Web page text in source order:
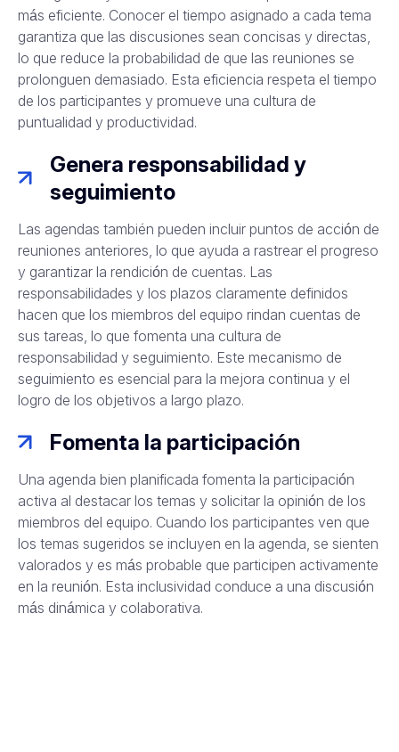
más eficiente. Conocer el tiempo asignado a cada tema
garantiza que las discusiones sean concisas y directas,
lo que reduce la probabilidad de que las reuniones se
prolonguen demasiado. Esta eficiencia respeta el tiempo
de los participantes y promueve una cultura de
puntualidad y productividad.
Genera responsabilidad y
seguimiento
Las agendas también pueden incluir puntos de acción de
reuniones anteriores, lo que ayuda a rastrear el progreso
y garantizar la rendición de cuentas. Las
responsabilidades y los plazos claramente definidos
hacen que los miembros del equipo rindan cuentas de
sus tareas, lo que fomenta una cultura de
responsabilidad y seguimiento. Este mecanismo de
seguimiento es esencial para la mejora continua y el
logro de los objetivos a largo plazo.
Fomenta la participación
Una agenda bien planificada fomenta la participación
activa al destacar los temas y solicitar la opinión de los
miembros del equipo. Cuando los participantes ven que
los temas sugeridos se incluyen en la agenda, se sienten
valorados y es más probable que participen activamente
en la reunión. Esta inclusividad conduce a una discusión
más dinámica y colaborativa.